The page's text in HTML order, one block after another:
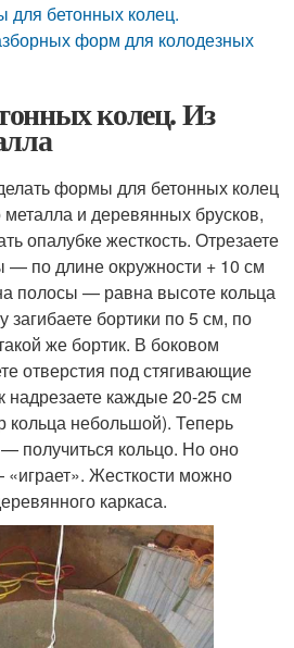
бетонных колец.
форм для колодезных
колец. Из
формы для бетонных колец
и деревянных брусков,
опалубке жесткость. Отрезаете
— по длине окружности + 10 см
полосы — равна высоте кольца
загибаете бортики по 5 см, по
же бортик. В боковом
отверстия под стягивающие
надрезаете каждые 20-25 см
кольца небольшой). Теперь
получиться кольцо. Но оно
Жесткости можно
каркаса.